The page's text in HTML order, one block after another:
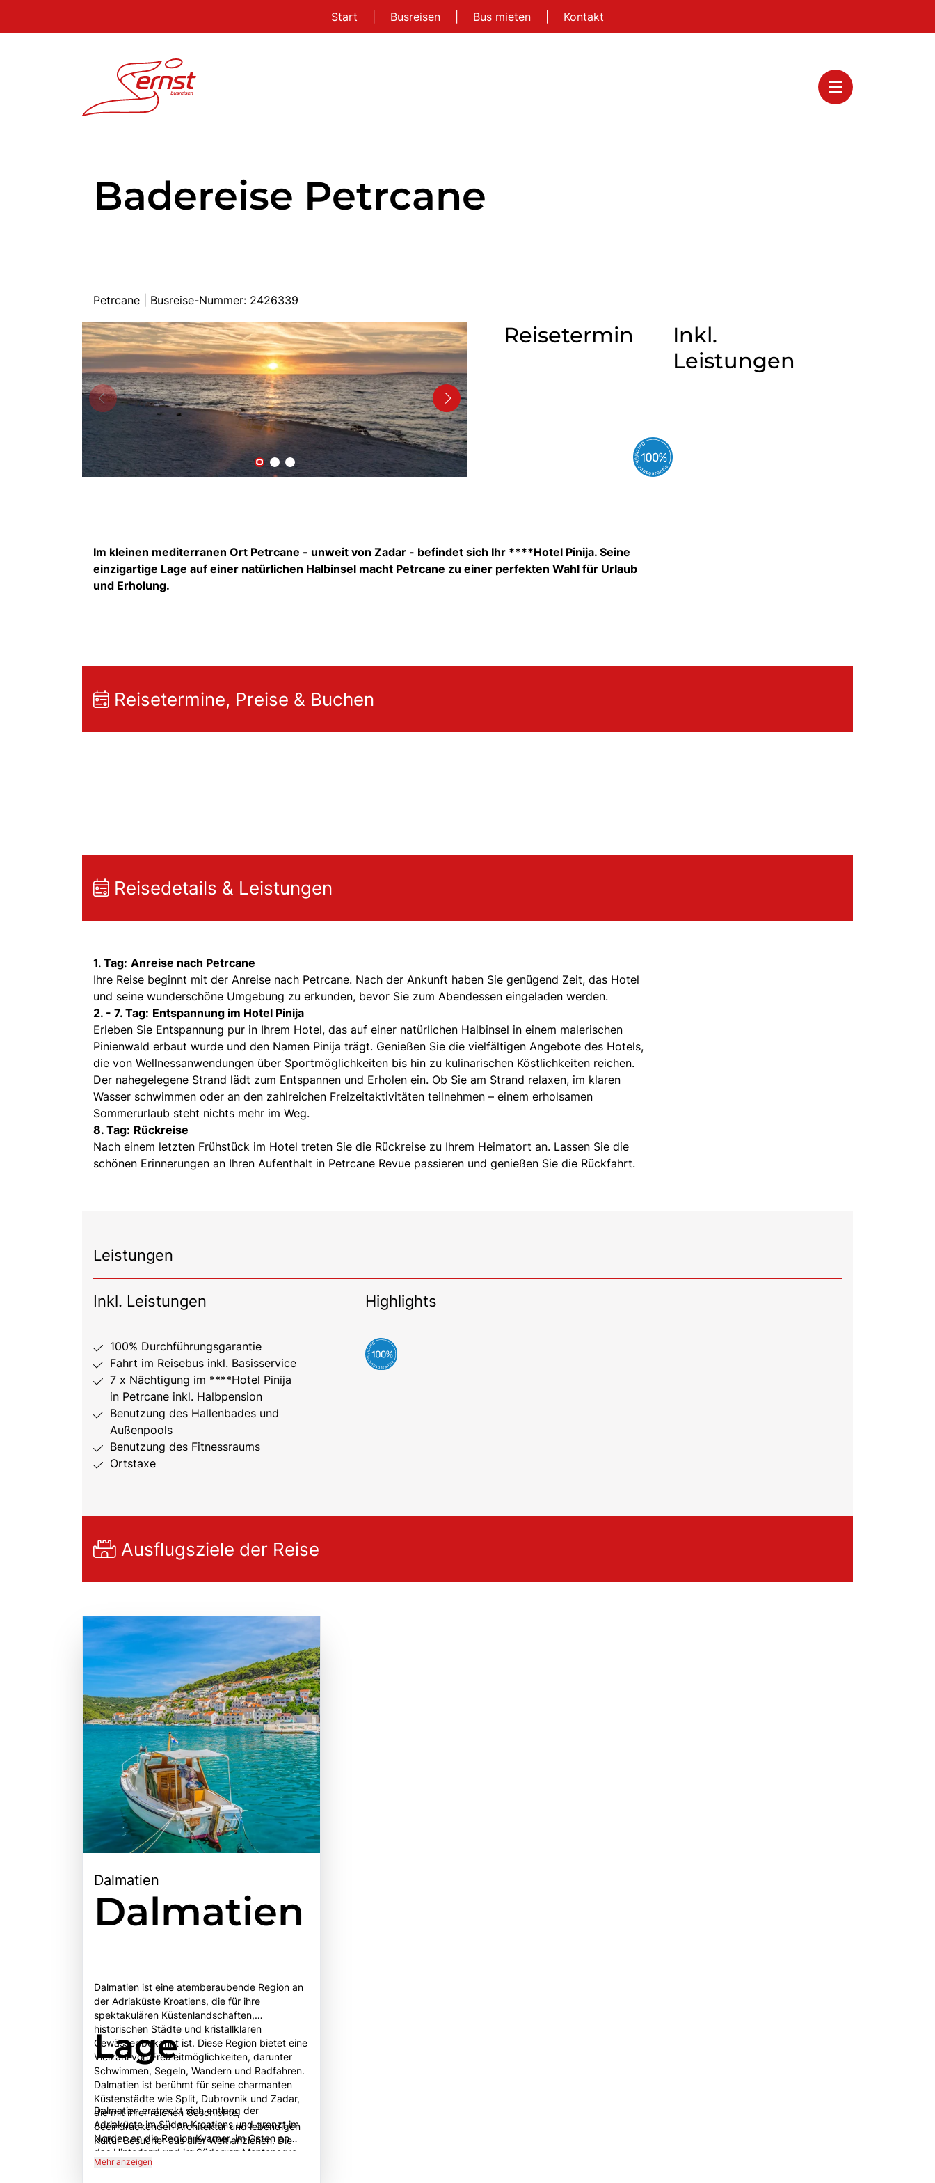
Start Busreisen Bus mieten Kontakt
Badereise Petrcane
Petrcane | Busreise-Nummer: 2426339
Reisetermin
Inkl.
Leistungen
Im kleinen mediterranen Ort Petrcane - unweit von Zadar - befindet sich Ihr ****Hotel Pinija. Seine
einzigartige Lage auf einer natürlichen Halbinsel macht Petrcane zu einer perfekten Wahl für Urlaub
und Erholung.
Reisetermine, Preise & Buchen
Reisedetails & Leistungen
1. Tag: Anreise nach Petrcane
Ihre Reise beginnt mit der Anreise nach Petrcane. Nach der Ankunft haben Sie genügend Zeit, das Hotel
und seine wunderschöne Umgebung zu erkunden, bevor Sie zum Abendessen eingeladen werden.
2. - 7. Tag: Entspannung im Hotel Pinija
Erleben Sie Entspannung pur in Ihrem Hotel, das auf einer natürlichen Halbinsel in einem malerischen
Pinienwald erbaut wurde und den Namen Pinija trägt. Genießen Sie die vielfältigen Angebote des Hotels,
die von Wellnessanwendungen über Sportmöglichkeiten bis hin zu kulinarischen Köstlichkeiten reichen.
Der nahegelegene Strand lädt zum Entspannen und Erholen ein. Ob Sie am Strand relaxen, im klaren
Wasser schwimmen oder an den zahlreichen Freizeitaktivitäten teilnehmen – einem erholsamen
Sommerurlaub steht nichts mehr im Weg.
8. Tag: Rückreise
Nach einem letzten Frühstück im Hotel treten Sie die Rückreise zu Ihrem Heimatort an. Lassen Sie die
schönen Erinnerungen an Ihren Aufenthalt in Petrcane Revue passieren und genießen Sie die Rückfahrt.
Leistungen
Inkl. Leistungen
100% Durchführungsgarantie
Fahrt im Reisebus inkl. Basisservice
7 x Nächtigung im ****Hotel Pinija
in Petrcane inkl. Halbpension
Benutzung des Hallenbades und
Außenpools
Benutzung des Fitnessraums
Ortstaxe
Highlights
Ausflugsziele der Reise
Dalmatien
Dalmatien
Dalmatien ist eine atemberaubende Region an
der Adriaküste Kroatiens, die für ihre
spektakulären Küstenlandschaften,
historischen Städte und kristallklaren
Gewässer bekannt ist. Diese Region bietet eine
Vielzahl von Freizeitmöglichkeiten, darunter
Schwimmen, Segeln, Wandern und Radfahren.
Dalmatien ist berühmt für seine charmanten
Küstenstädte wie Split, Dubrovnik und Zadar,
die mit ihrer reichen Geschichte,
beeindruckenden Architektur und lebendigen
Kultur Besucher aus aller Welt anziehen. Die
Altstadt von Dubrovnik, ein UNESCO-
Weltkulturerbe, ist besonders hervorzuheben,
Lage
Dalmatien erstreckt sich entlang der
Adriaküste im Süden Kroatiens und grenzt im
Norden an die Region Kvarner, im Osten an
das Hinterland und im Süden an Montenegro.
Geografisch ist die Region von einer
Mehr anzeigen